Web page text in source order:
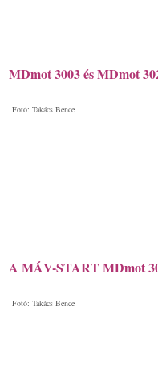
MDmot 3003 és MDmot
Fotó: Takács Bence
A MÁV-START MDmot
Fotó: Takács Bence